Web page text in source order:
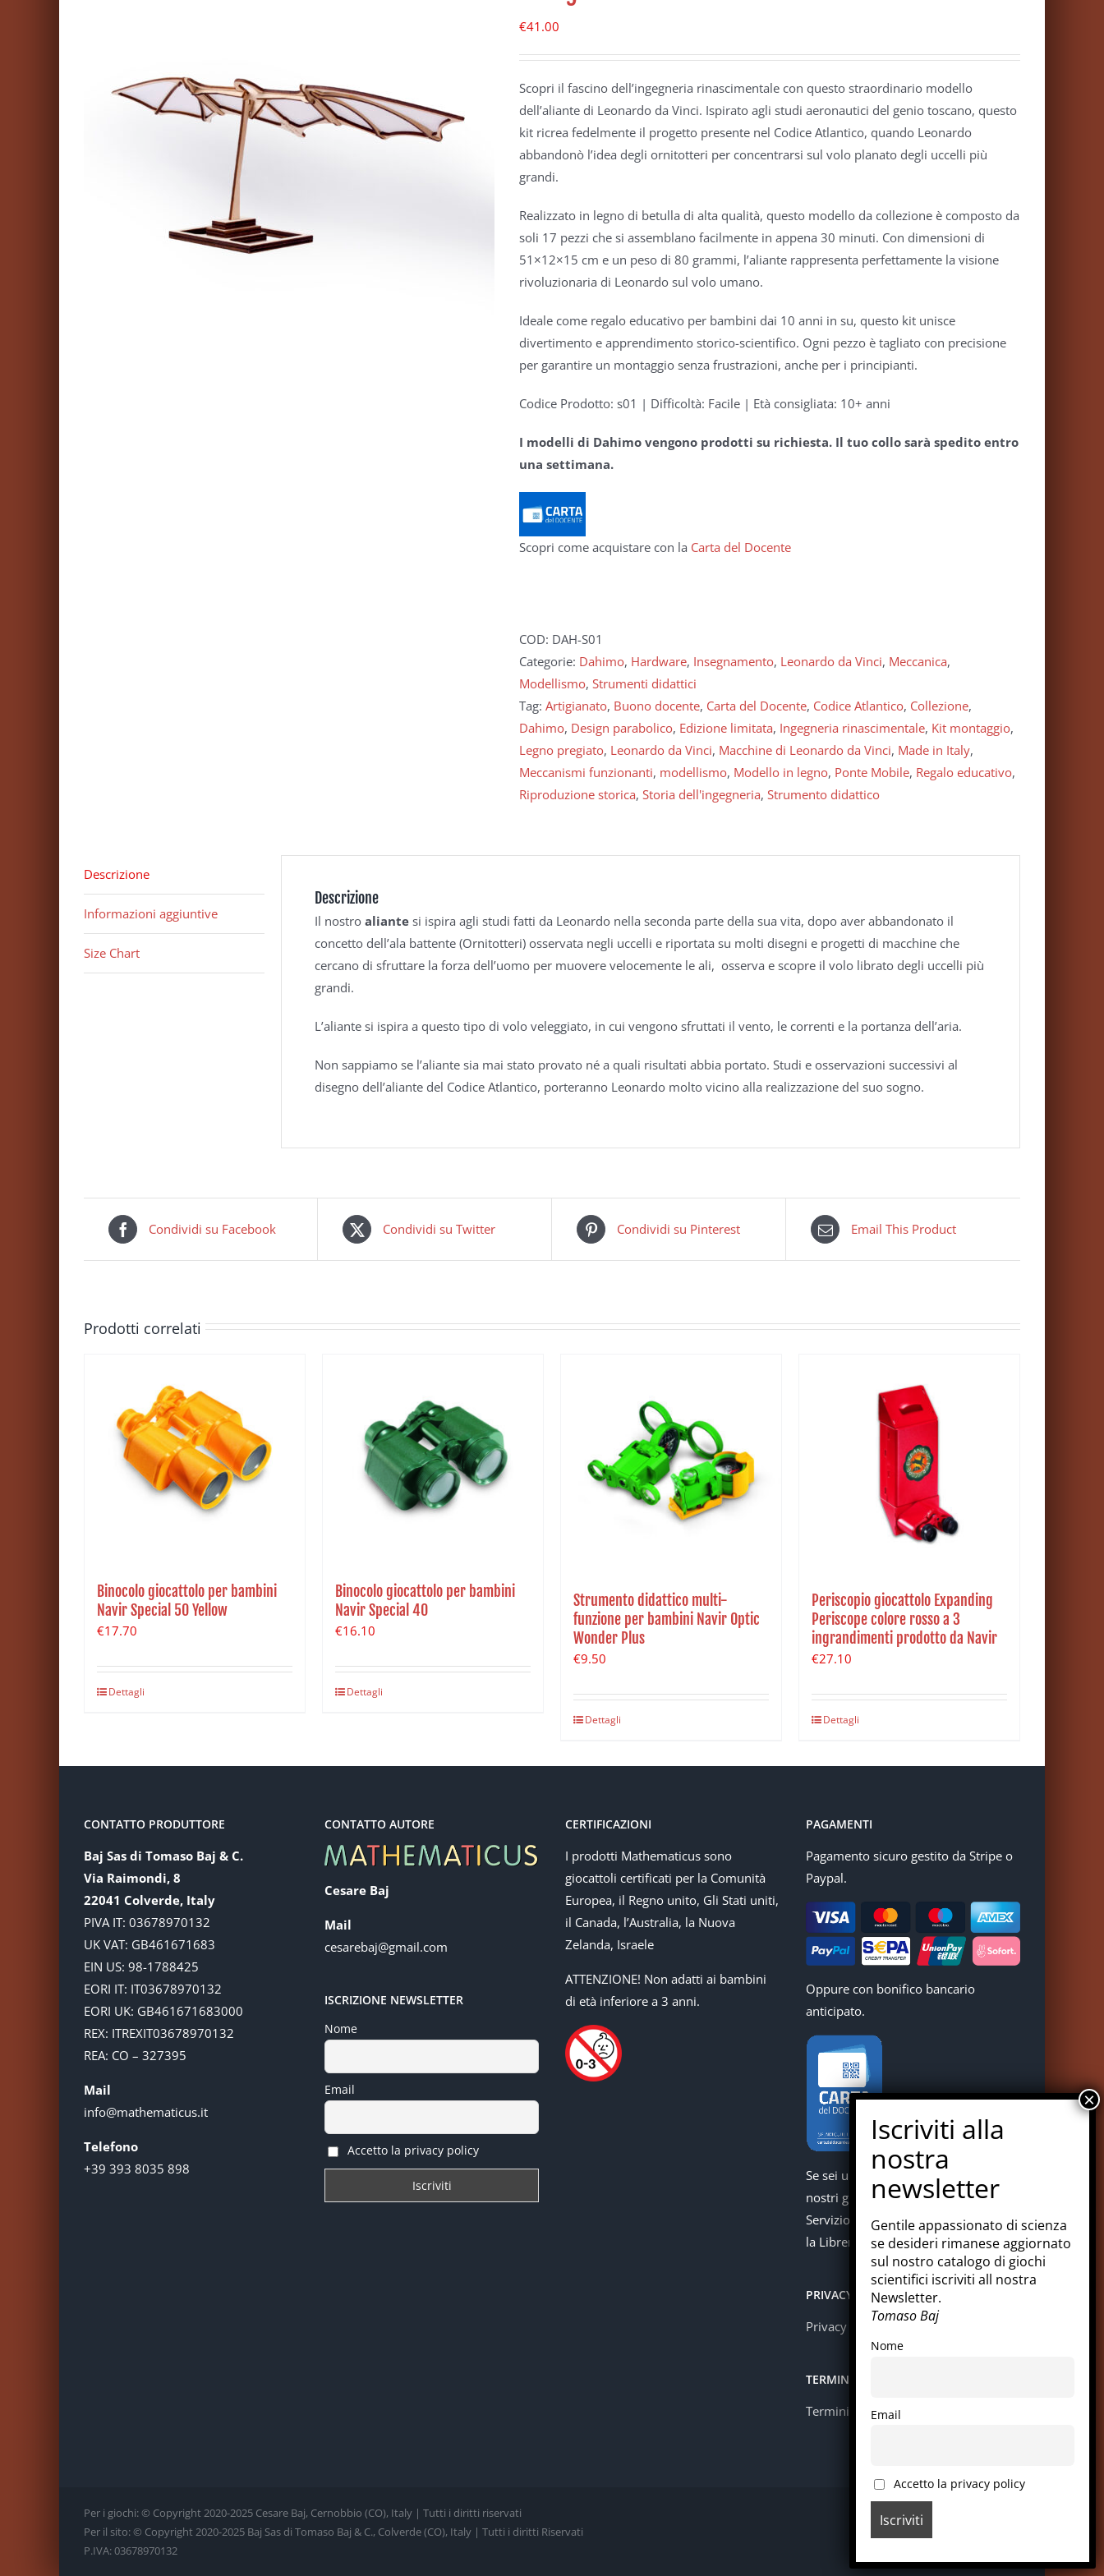
€41.00
Scopri il fascino dell’ingegneria rinascimentale con questo straordinario modello
dell’aliante di Leonardo da Vinci. Ispirato agli studi aeronautici del genio toscano, questo
kit ricrea fedelmente il progetto presente nel Codice Atlantico, quando Leonardo
abbandonò l’idea degli ornitotteri per concentrarsi sul volo planato degli uccelli più
grandi.
Realizzato in legno di betulla di alta qualità, questo modello da collezione è composto da
soli 17 pezzi che si assemblano facilmente in appena 30 minuti. Con dimensioni di
51×12×15 cm e un peso di 80 grammi, l’aliante rappresenta perfettamente la visione
rivoluzionaria di Leonardo sul volo umano.
Ideale come regalo educativo per bambini dai 10 anni in su, questo kit unisce
divertimento e apprendimento storico-scientifico. Ogni pezzo è tagliato con precisione
per garantire un montaggio senza frustrazioni, anche per i principianti.
Codice Prodotto: s01 | Difficoltà: Facile | Età consigliata: 10+ anni
I modelli di Dahimo vengono prodotti su richiesta. Il tuo collo sarà spedito entro
una settimana.
Scopri come acquistare con la Carta del Docente
COD: DAH-S01
Categorie: Dahimo, Hardware, Insegnamento, Leonardo da Vinci, Meccanica,
Modellismo, Strumenti didattici
Tag: Artigianato, Buono docente, Carta del Docente, Codice Atlantico, Collezione,
Dahimo, Design parabolico, Edizione limitata, Ingegneria rinascimentale, Kit montaggio,
Legno pregiato, Leonardo da Vinci, Macchine di Leonardo da Vinci, Made in Italy,
Meccanismi funzionanti, modellismo, Modello in legno, Ponte Mobile, Regalo educativo,
Riproduzione storica, Storia dell'ingegneria, Strumento didattico
Descrizione
Informazioni aggiuntive
Size Chart
Descrizione
Il nostro aliante si ispira agli studi fatti da Leonardo nella seconda parte della sua vita, dopo aver abbandonato il
concetto dell’ala battente (Ornitotteri) osservata negli uccelli e riportata su molti disegni e progetti di macchine che
cercano di sfruttare la forza dell’uomo per muovere velocemente le ali, osserva e scopre il volo librato degli uccelli più
grandi.
L’aliante si ispira a questo tipo di volo veleggiato, in cui vengono sfruttati il vento, le correnti e la portanza dell’aria.
Non sappiamo se l’aliante sia mai stato provato né a quali risultati abbia portato. Studi e osservazioni successivi al
disegno dell’aliante del Codice Atlantico, porteranno Leonardo molto vicino alla realizzazione del suo sogno.
Condividi su Facebook Condividi su Twitter Condividi su Pinterest Email This Product
Prodotti correlati
Binocolo giocattolo per bambini
Navir Special 50 Yellow
€17.70
Dettagli
Binocolo giocattolo per bambini
Navir Special 40
€16.10
Dettagli
Strumento didattico multi-
funzione per bambini Navir Optic
Wonder Plus
€9.50
Dettagli
Periscopio giocattolo Expanding
Periscope colore rosso a 3
ingrandimenti prodotto da Navir
€27.10
Dettagli
CONTATTO PRODUTTORE
Baj Sas di Tomaso Baj & C.
Via Raimondi, 8
22041 Colverde, Italy
PIVA IT: 03678970132
UK VAT: GB461671683
EIN US: 98-1788425
EORI IT: IT03678970132
EORI UK: GB461671683000
REX: ITREXIT03678970132
REA: CO – 327395
Mail
info@mathematicus.it
Telefono
+39 393 8035 898
CONTATTO AUTORE
Cesare Baj
Mail
cesarebaj@gmail.com
ISCRIZIONE NEWSLETTER
Nome
Email
Accetto la privacy policy
CERTIFICAZIONI
I prodotti Mathematicus sono
giocattoli certificati per la Comunità
Europea, il Regno unito, Gli Stati uniti,
il Canada, l’Australia, la Nuova
Zelanda, Israele
ATTENZIONE! Non adatti ai bambini
di età inferiore a 3 anni.
PAGAMENTI
Pagamento sicuro gestito da Stripe o
Paypal.
Oppure con bonifico bancario
anticipato.
Se sei un docente puoi acquistare i
nostri giochi con la carta del docente.
Servizio offerto in collaborazione con
la Libreria Colosi di Messina.
PRIVACY
Privacy policy
TERMINI E CONDIZIONI
Termini e condizioni
Per i giochi: © Copyright 2020-2025 Cesare Baj, Cernobbio (CO), Italy | Tutti i diritti riservati
Per il sito: © Copyright 2020-2025 Baj Sas di Tomaso Baj & C., Colverde (CO), Italy | Tutti i diritti Riservati
P.IVA: 03678970132
Gentile appassionato di scienza
se desideri rimanese aggiornato
sul nostro catalogo di giochi
scientifici iscriviti all nostra
Newsletter.
Tomaso Baj
Nome
Email
Accetto la privacy policy